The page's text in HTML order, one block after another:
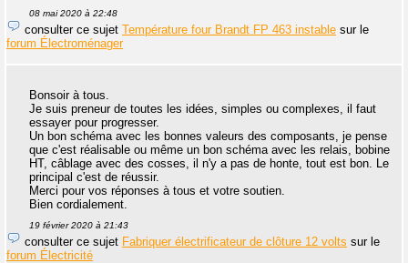
08 mai 2020 à 22:48
consulter ce sujet Température four Brandt FP 463 instable sur le
forum Électroménager
Bonsoir à tous.
Je suis preneur de toutes les idées, simples ou complexes, il faut
essayer pour progresser.
Un bon schéma avec les bonnes valeurs des composants, je pense
que c'est réalisable ou même un bon schéma avec les relais, bobine
HT, câblage avec des cosses, il n'y a pas de honte, tout est bon. Le
principal c'est de réussir.
Merci pour vos réponses à tous et votre soutien.
Bien cordialement.
19 février 2020 à 21:43
consulter ce sujet Fabriquer électrificateur de clôture 12 volts sur le
forum Électricité